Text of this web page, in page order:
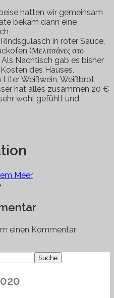
hatten wir gemeinsam
bekam dann eine
Rindsgulasch in roter Sauce,
(Μελιτσάνες στο
Als Nachtisch gab es bisher
des Hauses.
Weißwein, Weißbrot
hat alles zusammen 20 €
wohl gefühlt und
Meer
einen Kommentar